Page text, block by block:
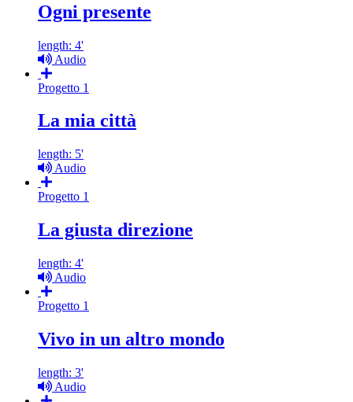
Ogni presente
length: 4'
Audio
Progetto 1
La mia città
length: 5'
Audio
Progetto 1
La giusta direzione
length: 4'
Audio
Progetto 1
Vivo in un altro mondo
length: 3'
Audio